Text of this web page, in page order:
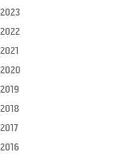
2023
2022
2021
2020
2019
2018
2017
2016